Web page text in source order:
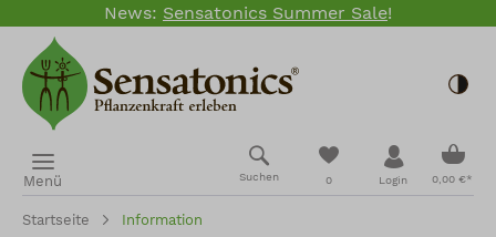
Zum Hauptinhalt springen
News: Sensatonics Summer Sale!
Menü Suchen 0
Du hast 0
Login 0,00 €*
Startseite Information